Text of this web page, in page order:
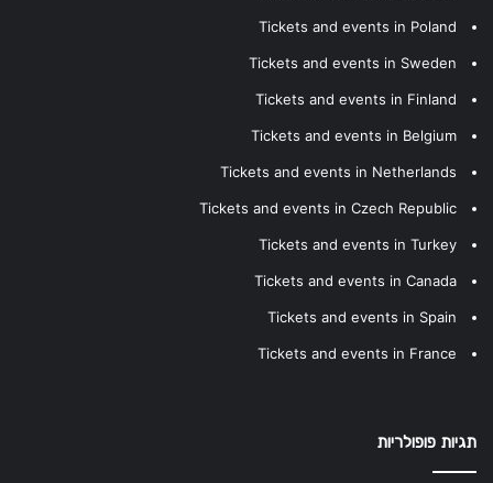
Tickets and events in Poland
Tickets and events in Sweden
Tickets and events in Finland
Tickets and events in Belgium
Tickets and events in Netherlands
Tickets and events in Czech Republic
Tickets and events in Turkey
Tickets and events in Canada
Tickets and events in Spain
Tickets and events in France
תגיות פופולריות